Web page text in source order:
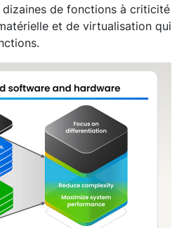
de fonctions à criticité
et de virtualisation qui